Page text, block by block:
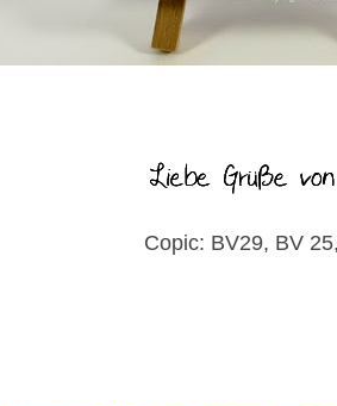
Copic: BV29, BV